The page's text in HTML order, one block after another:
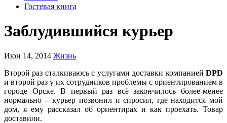
Гостевая книга
Заблудившийся курьер
Июн 14, 2014 Жизнь
Второй раз сталкиваюсь с услугами доставки компанией DPD
и второй раз у их сотрудников проблемы с ориентированием в
городе Орске. В первый раз всё закончилось более-менее
нормально – курьер позвонил и спросил, где находится мой
дом, я ему рассказал об ориентирах и как проехать. Товар
доставили.